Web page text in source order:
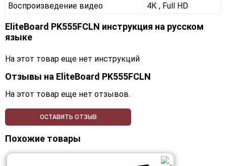
Воспроизведение видео
4К , Full HD
EliteBoard PK555FCLN инструкция на русском
языке
На этот товар еще нет инструкций
Отзывы на EliteBoard PK555FCLN
На этот товар еще нет отзывов.
ОСТАВИТЬ ОТЗЫВ
Похожие товары